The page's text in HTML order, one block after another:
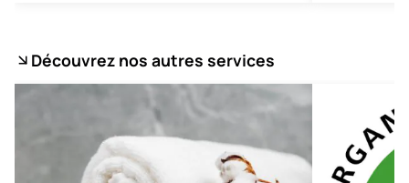
Découvrez nos autres services